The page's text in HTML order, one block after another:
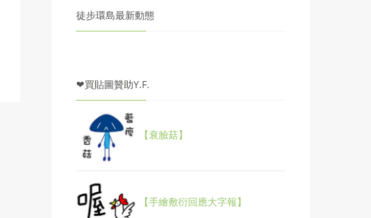
徒步環島最新動態
❤買貼圖贊助Y.F.
【衰臉菇】
【手繪敷衍回應大字報】